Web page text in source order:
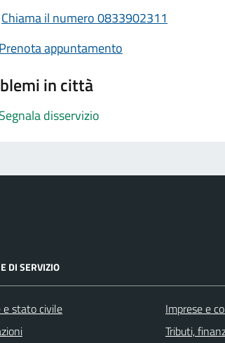
Chiama il numero 0833902311
Prenota appuntamento
in città
Segnala disservizio
DI SERVIZIO
e stato civile
Imprese e
Tributi,